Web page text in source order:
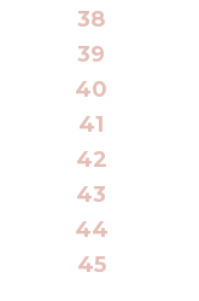
38
39
40
41
42
43
44
45